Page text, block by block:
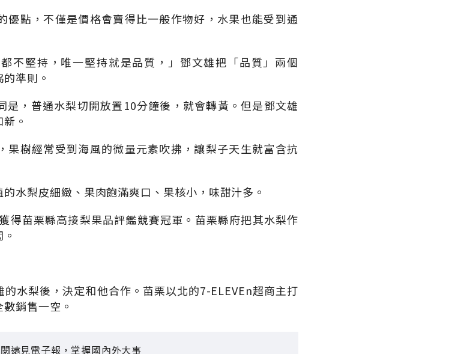
優點，不僅是價格會賣得比一般作物好，水果也能受到通
不堅持，唯一堅持就是品質，」鄧文雄把「品質」兩個
準則。
是，普通水梨切開放置10分鐘後，就會轉黃。但是鄧文雄
。
果樹經常受到海風的微量元素吹拂，讓梨子天生就富含抗
水梨皮細緻、果肉飽滿爽口、果核小，味甜汁多。
得苗栗縣高接梨果品評鑑競賽冠軍。苗栗縣府把其水梨作
水梨後，決定和他合作。苗栗以北的7-ELEVEn超商主打
銷售一空。
遠見電子報，掌握國內外大事